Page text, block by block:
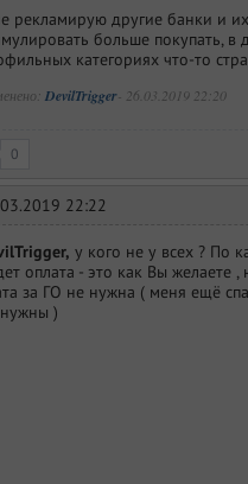
рекламирую другие банки и
больше покупать,
категориях что-то
DevilTrigger- 26.03.2019 22:20
0
22:22
у кого не у всех ? По
оплата - это как Вы
за ГО не нужна ( меня ещё
)